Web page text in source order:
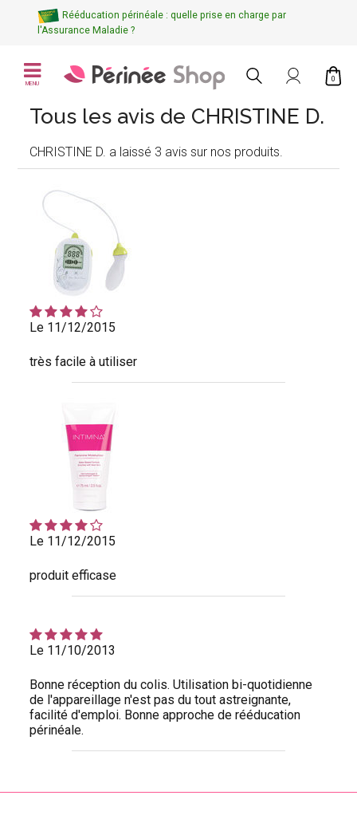
Rééducation périnéale : quelle prise en charge par
l'Assurance Maladie ?
MENU
0
Tous les avis de CHRISTINE D.
CHRISTINE D. a laissé 3 avis sur nos produits.
Le 11/12/2015
très facile à utiliser
Le 11/12/2015
produit efficase
Le 11/10/2013
Bonne réception du colis. Utilisation bi-quotidienne
de l'appareillage n'est pas du tout astreignante,
facilité d'emploi. Bonne approche de rééducation
périnéale.